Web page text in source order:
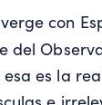
con
del
es la